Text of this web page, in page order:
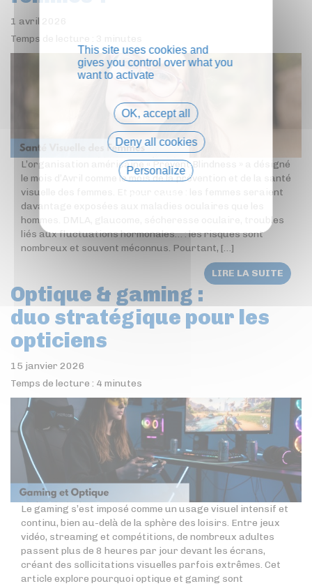
1 avril 2026
Temps de lecture :
L’organisation américaine « Prevent Blindness » a désigné
le mois d’Avril comme le mois de la prévention et de la santé
visuelle des femmes. Et pour cause : les femmes seraient
davantage exposées aux maladies oculaires que les
hommes. DMLA, glaucome, sécheresse oculaire, troubles
liés aux fluctuations hormonales… : les risques sont
nombreux et souvent méconnus. Pourtant, […]
LIRE LA SUITE
Optique & gaming :
duo stratégique pour les
opticiens
15 janvier 2026
Temps de lecture : 4 minutes
Le gaming s’est imposé comme un usage visuel intensif et
continu, bien au-delà de la sphère des loisirs. Entre jeux
vidéo, streaming et compétitions, de nombreux adultes
passent plus de 8 heures par jour devant les écrans,
créant des sollicitations visuelles parfois extrêmes. Cet
article explore pourquoi optique et gaming sont
This site uses cookies and
gives you control over what you
want to activate
OK, accept all
Deny all cookies
Personalize